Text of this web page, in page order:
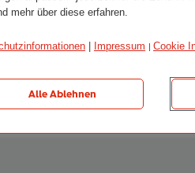
mehr über diese erfahren.
Impressum | Cookie
Alle Ablehnen